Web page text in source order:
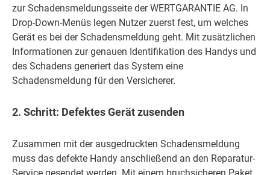
zur Schadensmeldungsseite der WERTGARANTIE AG. In
Drop-Down-Menüs legen Nutzer zuerst fest, um welches
Gerät es bei der Schadensmeldung geht. Mit zusätzlichen
Informationen zur genauen Identifikation des Handys und
des Schadens generiert das System eine
Schadensmeldung für den Versicherer.
2. Schritt: Defektes Gerät zusenden
Zusammen mit der ausgedruckten Schadensmeldung
muss das defekte Handy anschließend an den Reparatur-